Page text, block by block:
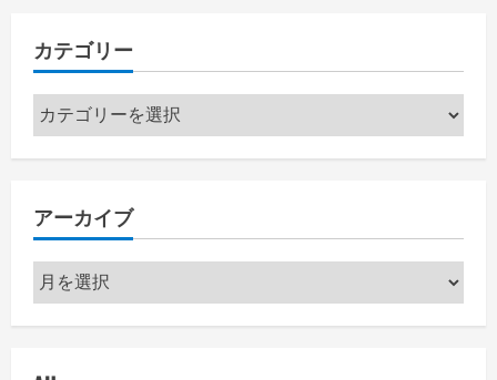
カテゴリー
カ
テ
ゴ
ー
アーカイブ
ア
ー
カ